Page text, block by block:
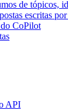
de tópicos,
escritas
CoPilot
API